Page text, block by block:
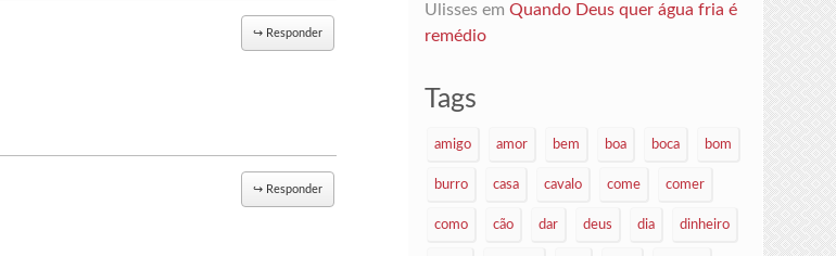
↪ Responder
↪ Responder
Ulissesem Quando Deus quer água fria é
remédio
Tags
amigo amor bem boa boca bom
burro casa cavalo come comer
como cão dar deus dia dinheiro